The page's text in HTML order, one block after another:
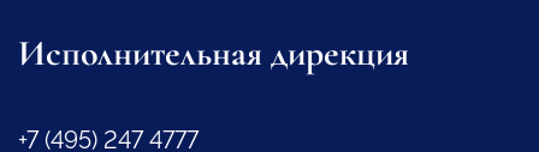
Исполнительная дирекция
+7 (495) 247 4777